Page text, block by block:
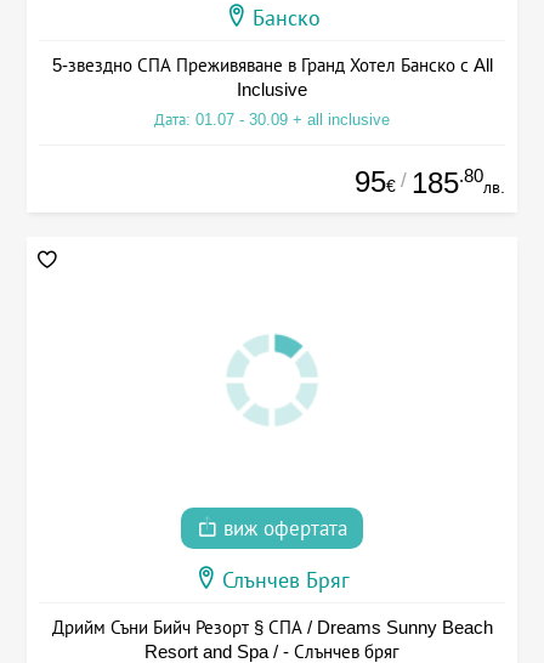
Банско
5-звездно СПА Преживяване в Гранд Хотел Банско с All
Inclusive
Дата: 01.07 - 30.09 + all inclusive
95€ / 185.80
лв.
виж офертата
Слънчев Бряг
Дрийм Съни Бийч Резорт § СПА / Dreams Sunny Beach
Resort and Spa / - Слънчев бряг